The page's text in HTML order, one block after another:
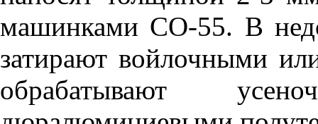
машинками СО-55. В
затирают войлочными
обрабатывают